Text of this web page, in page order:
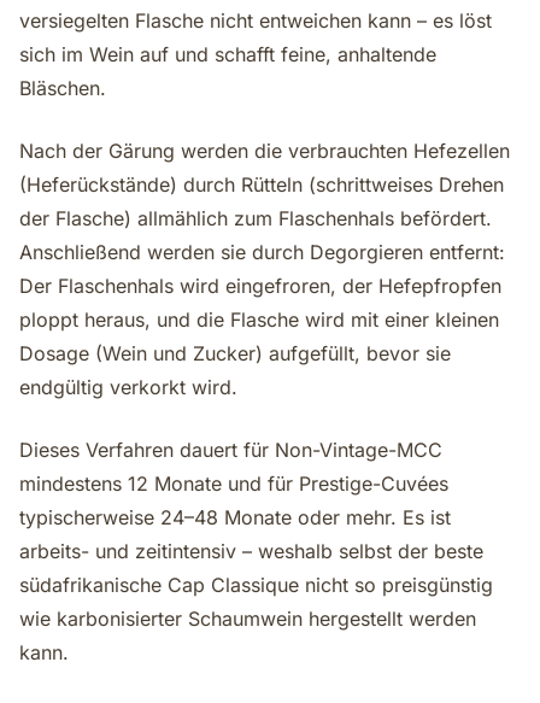
versiegelten Flasche nicht entweichen kann – es löst
sich im Wein auf und schafft feine, anhaltende
Bläschen.
Nach der Gärung werden die verbrauchten Hefezellen
(Heferückstände) durch Rütteln (schrittweises Drehen
der Flasche) allmählich zum Flaschenhals befördert.
Anschließend werden sie durch Degorgieren entfernt:
Der Flaschenhals wird eingefroren, der Hefepfropfen
ploppt heraus, und die Flasche wird mit einer kleinen
Dosage (Wein und Zucker) aufgefüllt, bevor sie
endgültig verkorkt wird.
Dieses Verfahren dauert für Non-Vintage-MCC
mindestens 12 Monate und für Prestige-Cuvées
typischerweise 24–48 Monate oder mehr. Es ist
arbeits- und zeitintensiv – weshalb selbst der beste
südafrikanische Cap Classique nicht so preisgünstig
wie karbonisierter Schaumwein hergestellt werden
kann.